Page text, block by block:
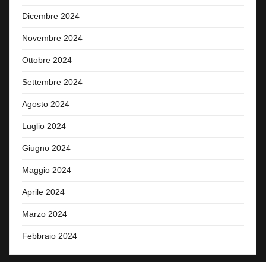
Dicembre 2024
Novembre 2024
Ottobre 2024
Settembre 2024
Agosto 2024
Luglio 2024
Giugno 2024
Maggio 2024
Aprile 2024
Marzo 2024
Febbraio 2024